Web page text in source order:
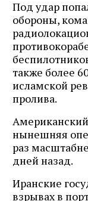
Под удар
обороны,
также более
исламской
пролива.
нынешняя
раз
дней назад.
Иранские
взрывах в